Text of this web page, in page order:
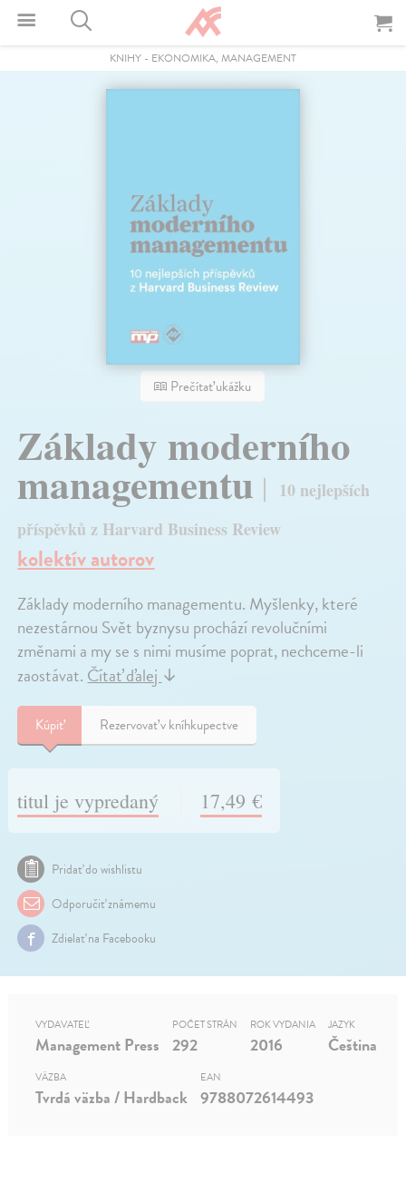
KNIHY - EKONOMIKA, MANAGEMENT
Prečítať ukážku
Základy moderního
managementu
10 nejlepších
příspěvků z Harvard Business Review
kolektív autorov
Základy moderního managementu. Myšlenky, které
nezestárnou Svět byznysu prochází revolučními
změnami a my se s nimi musíme poprat, nechceme-li
zaostávat.Čítať ďalej↓
Kúpiť Rezervovať v kníhkupectve
titul je vypredaný 17,49 €
Pridať do wishlistu
Odporučiť známemu
Zdielať na Facebooku
VYDAVATEĽ
Management Press
POČET STRÁN
292
ROK VYDANIA
2016
JAZYK
Čeština
VÄZBA
Tvrdá väzba / Hardback
EAN
9788072614493